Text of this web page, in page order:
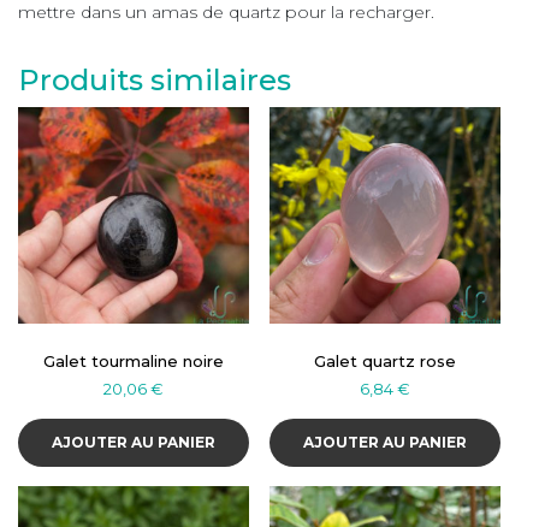
mettre dans un amas de quartz pour la recharger.
Produits similaires
Galet tourmaline noire
20,06€
AJOUTER AU PANIER
Galet quartz rose
6,84€
AJOUTER AU PANIER